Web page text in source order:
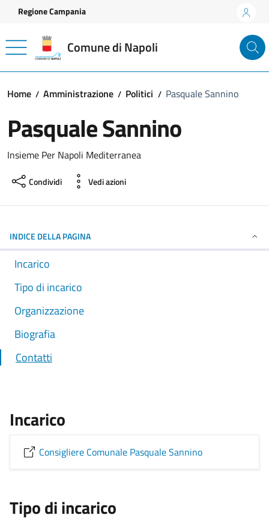
Vai ai contenuti
Vai al footer
Regione Campania
Comune di Napoli
Home Amministrazione Politici Pasquale Sannino
Pasquale Sannino
Insieme Per Napoli Mediterranea
Condividi Vedi azioni
INDICE DELLA PAGINA
Incarico
Tipo di incarico
Organizzazione
Biografia
Contatti
Incarico
Consigliere Comunale Pasquale Sannino
Tipo di incarico